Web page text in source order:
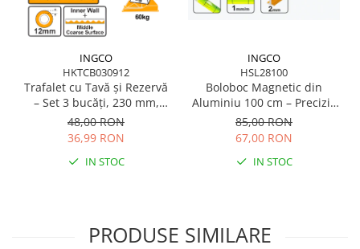
INGCO
HKTCB030912
Trafalet cu Tavă și Rezervă
– Set 3 bucăți, 230 mm,
microfibră
48,00 RON
36,99 RON
IN STOC
INGCO
HSL28100
Boloboc Magnetic din
Aluminiu 100 cm – Precizie
și Durabilitate pentru
Profesioniști
85,00 RON
67,00 RON
IN STOC
PRODUSE SIMILARE